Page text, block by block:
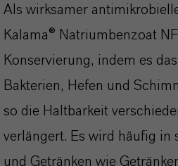
Als wirksamer
Kalama® Natriumbenzoat
Konservierung, indem es
Bakterien, Hefen und
so die Haltbarkeit
verlängert. Es wird häufig in
und Getränken wie